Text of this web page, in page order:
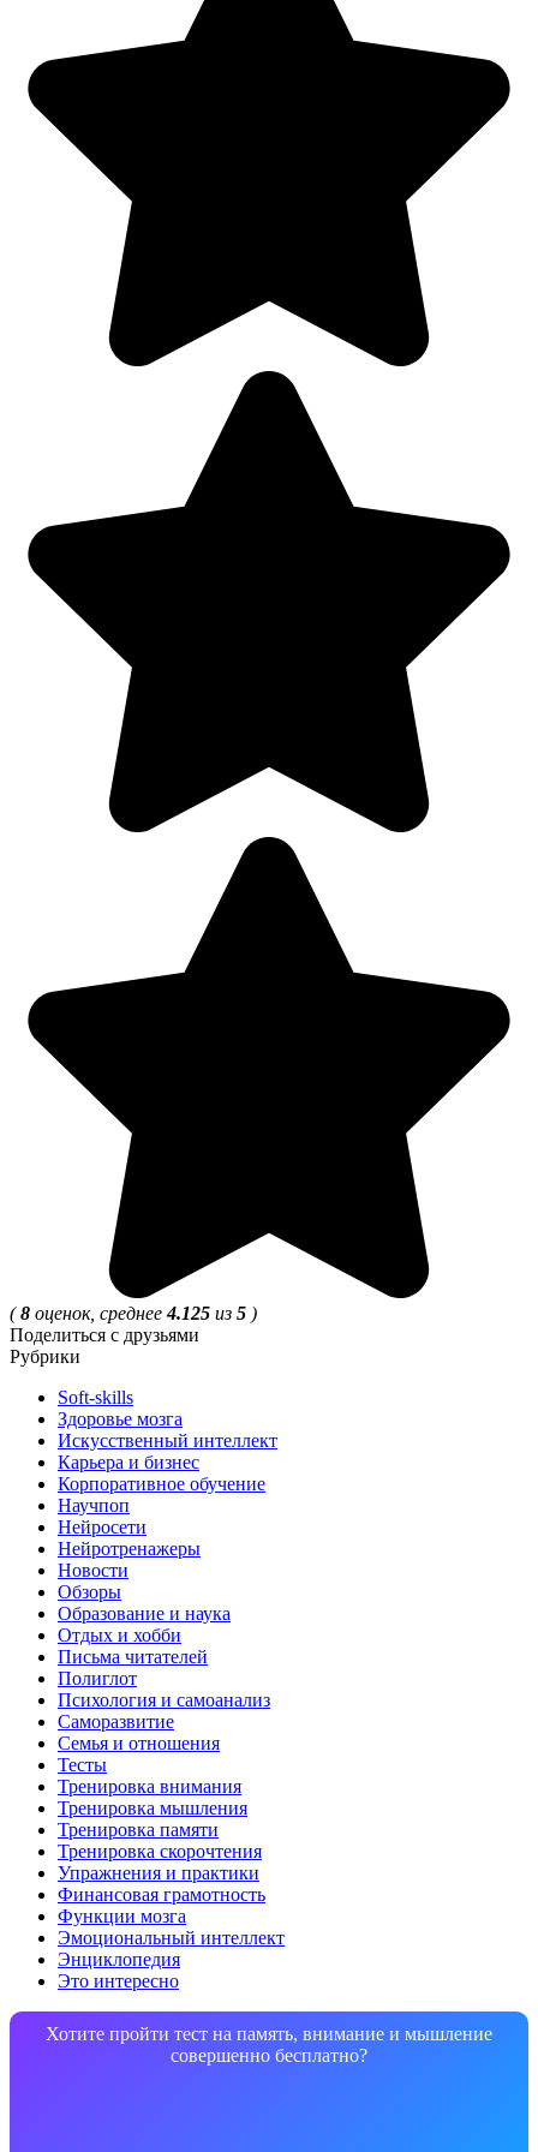
(8 оценок, среднее4.125 из 5 )
Поделиться с друзьями
Рубрики
Soft-skills
Здоровье мозга
Искусственный интеллект
Карьера и бизнес
Корпоративное обучение
Научпоп
Нейросети
Нейротренажеры
Новости
Обзоры
Образование и наука
Отдых и хобби
Письма читателей
Полиглот
Психология и самоанализ
Саморазвитие
Семья и отношения
Тесты
Тренировка внимания
Тренировка мышления
Тренировка памяти
Тренировка скорочтения
Упражнения и практики
Финансовая грамотность
Функции мозга
Эмоциональный интеллект
Энциклопедия
Это интересно
Хотите пройти тест на память, внимание и мышление
совершенно бесплатно?